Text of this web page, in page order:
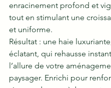
enracinement profond et
tout en stimulant une
et uniforme.
Résultat : une haie
éclatant, qui rehausse
l’allure de votre
paysager. Enrichi pour